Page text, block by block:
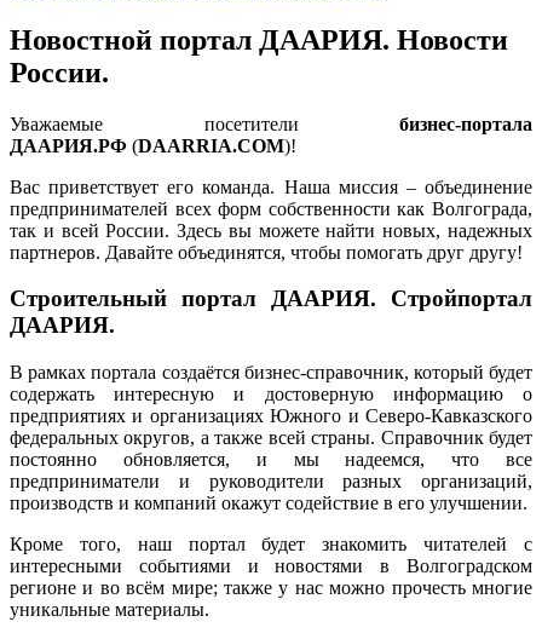
Новостной портал ДААРИЯ. Новости
России.
Уважаемые посетители бизнес-портала
ДААРИЯ.РФ (DAARRIA.COM)!
Вас приветствует его команда. Наша миссия – объединение
предпринимателей всех форм собственности как Волгограда,
так и всей России. Здесь вы можете найти новых, надежных
партнеров. Давайте объединятся, чтобы помогать друг другу!
Строительный портал ДААРИЯ. Стройпортал
ДААРИЯ.
В рамках портала создаётся бизнес-справочник, который будет
содержать интересную и достоверную информацию о
предприятиях и организациях Южного и Северо-Кавказского
федеральных округов, а также всей страны. Справочник будет
постоянно обновляется, и мы надеемся, что все
предприниматели и руководители разных организаций,
производств и компаний окажут содействие в его улучшении.
Кроме того, наш портал будет знакомить читателей с
интересными событиями и новостями в Волгоградском
регионе и во всём мире; также у нас можно прочесть многие
уникальные материалы.